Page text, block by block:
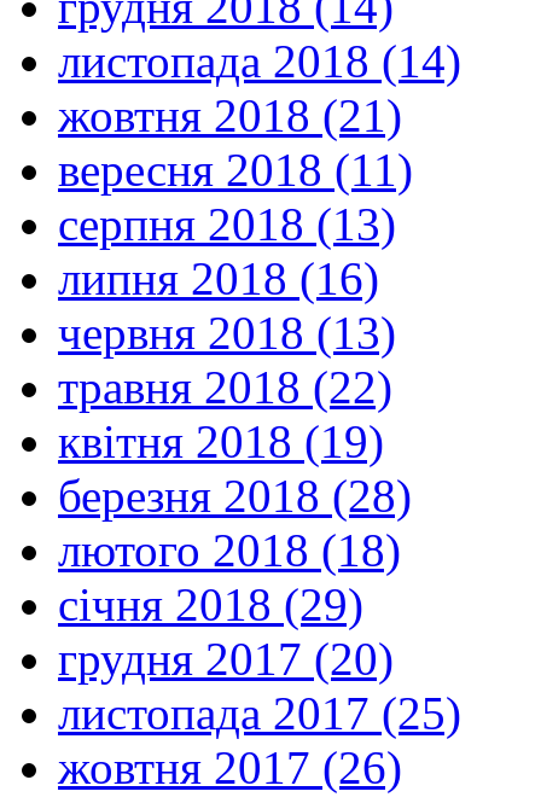
листопада 2018 (14)
жовтня 2018 (21)
вересня 2018 (11)
серпня 2018 (13)
липня 2018 (16)
червня 2018 (13)
травня 2018 (22)
квітня 2018 (19)
березня 2018 (28)
лютого 2018 (18)
січня 2018 (29)
грудня 2017 (20)
листопада 2017 (25)
жовтня 2017 (26)